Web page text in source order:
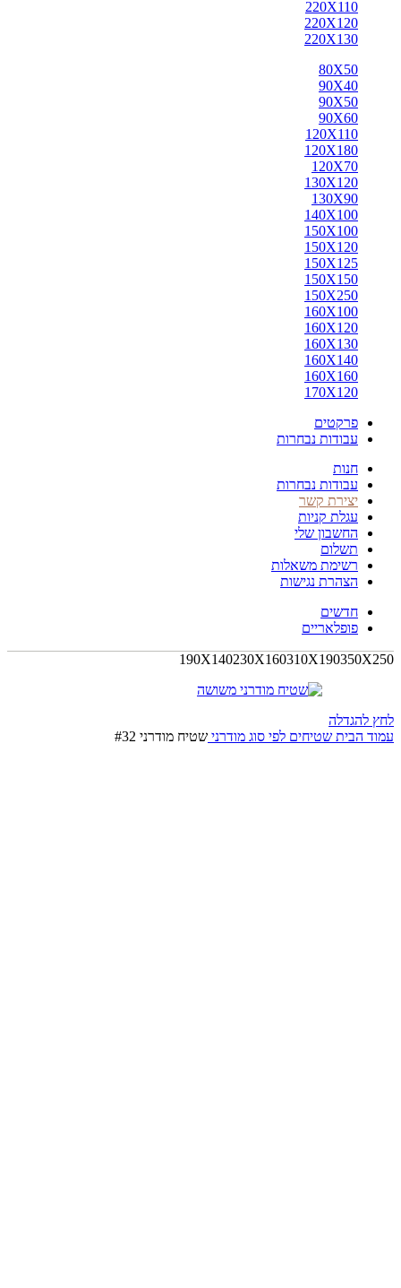
220X110
220X120
220X130
80X50
90X40
90X50
90X60
120X110
120X180
120X70
130X120
130X90
140X100
150X100
150X120
150X125
150X150
150X250
160X100
160X120
160X130
160X140
160X160
170X120
פרקטים
עבודות נבחרות
חנות
עבודות נבחרות
יצירת קשר
עגלת קניות
החשבון שלי
תשלום
רשימת משאלות
הצהרת נגישות
חדשים
פופלאריים
190X140230X160310X190350X250
לחץ להגדלה
עמוד הבית שטיחים לפי סוג מודרני שטיח מודרני #32